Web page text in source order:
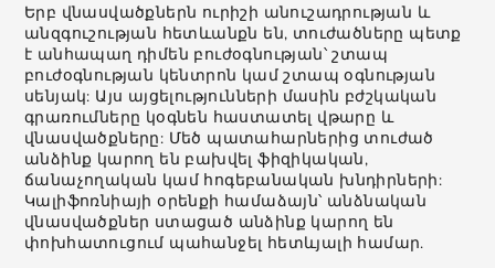
Երբ վնասվածքներն ուրիշի անուշադրության և
անզգուշության հետևանքն են, տուժածները պետք
է անհապաղ դիմեն բուժօգնության՝ շտապ
բուժօգնության կենտրոն կամ շտապ օգնության
սենյակ: Այս այցելությունների մասին բժշկական
գրառումները կօգնեն հաստատել վթարը և
վնասվածքները: Մեծ պատահարներից տուժած
անձինք կարող են բախվել ֆիզիկական,
ճանաչողական կամ հոգեբանական խնդիրների:
Կալիֆոռնիայի օրենքի համաձայն՝ անձնական
վնասվածքներ ստացած անձինք կարող են
փոխհատուցում պահանջել հետևյալի համար.